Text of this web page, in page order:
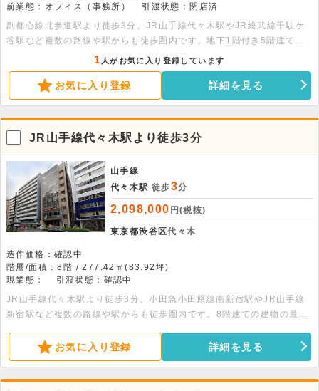
前業態：オフィス（事務所）
引渡状態：閉店済
副都心線北参道駅より徒歩3分。JR山手線代々木駅やJR総武線千駄ケ
谷駅など複数の路線や駅からも徒歩圏内です。地下1階付き5階建ての
建物の4階部分、1フロア1テナントの貸事務所です。
1 人がお気に入り登録しています
お気に入り登録 詳細を見る
JR山手線代々木駅より徒歩3分
山手線
代々木駅 徒歩3分
2,098,000 円(税抜)
東京都渋谷区代々木
造作価格：確認中
階層/面積：8階 / 277.42㎡(83.92坪)
現業態：
引渡状態：確認中
JR山手線代々木駅より徒歩3分。小田急小田原線南新宿駅やJR山手線
新宿駅など複数の路線や駅からも徒歩圏内です。8階建ての建物の最上
お気に入り登録 詳細を見る